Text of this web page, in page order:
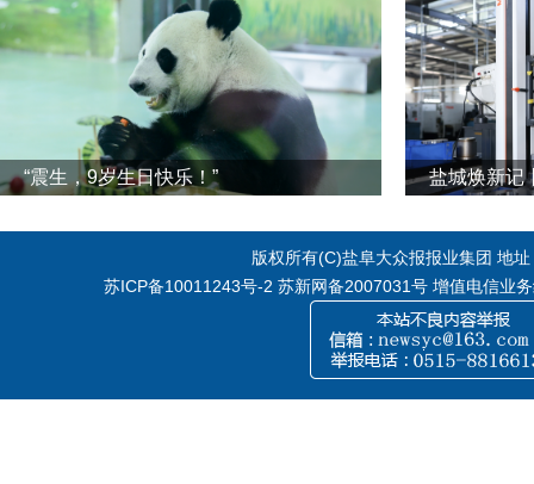
“震生，9岁生日快乐！”
版权所有(C)盐阜大众报报业集团 地
苏ICP备10011243号-2 苏新网备2007031号 增值电信业